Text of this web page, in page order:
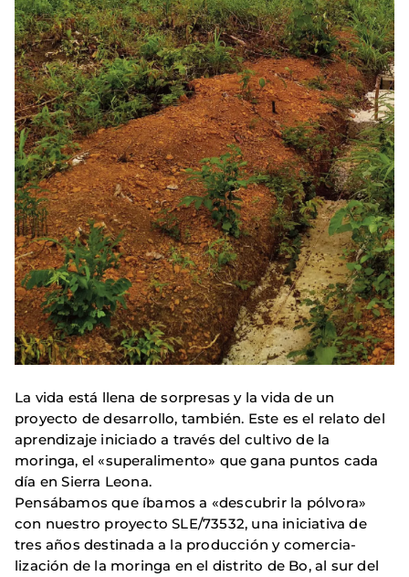
La vida está llena de sorpresas y la vida de un
proyecto de desarrollo, también. Este es el relato del
aprendizaje iniciado a través del cultivo de la
moringa, el «superalimento» que gana puntos cada
día en Sierra Leona.
Pensábamos que íbamos a «descubrir la pólvora»
con nuestro proyecto SLE/73532, una iniciativa de
tres años destinada a la producción y comercia­
lización de la moringa en el distrito de Bo, al sur del